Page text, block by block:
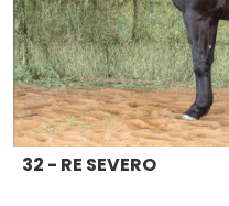
32 - RE SEVERO